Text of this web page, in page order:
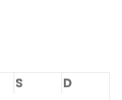
S D